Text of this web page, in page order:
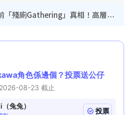
林芊妤親解12年前「殘廁Gathering」真相！高層解約一句話重創尊嚴至今拒返TVB